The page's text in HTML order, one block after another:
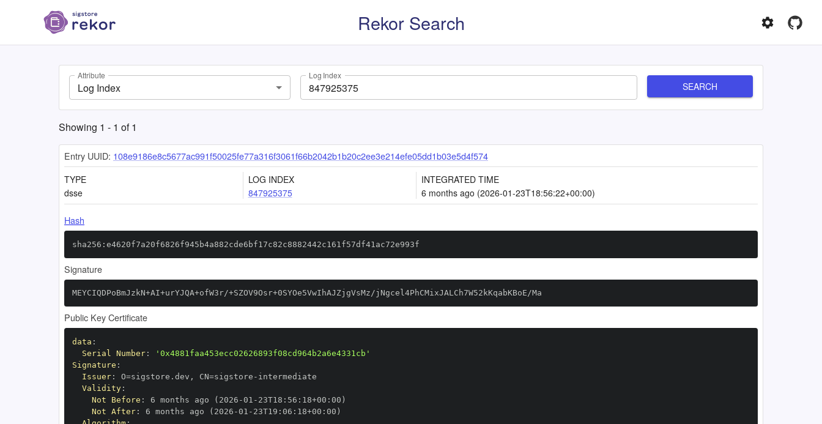
Rekor Search
Attribute
Log Index
Log Index
SEARCH
Showing 1 - 1 of1
Entry UUID: 108e9186e8c5677ac991f50025fe77a316f3061f66b2042b1b20c2ee3e214efe05dd1b03e5d4f574
TYPE
dsse
LOG INDEX
847925375
INTEGRATED TIME
6 months ago (2026-01-23T18:56:22+00:00)
Hash
sha256:e4620f7a20f6826f945b4a882cde6bf17c82c8882442c161f57df41ac72e993f
Signature
MEYCIQDPoBmJzkN+AI+urYJQA+ofW3r/+SZOV9Osr+0SYOe5VwIhAJZjgVsMz/jNgcel4PhCMixJALCh7W52kKqabKBoE/Ma
Public Key Certificate
data :
Serial Number:
'0x4881faa453ecc02626893f08cd964b2a6e4331cb'
Signature :
Issuer: O=sigstore.dev , CN=sigstore -
Validity:
Not Before : 6 months ago (2026 -01 - 23T18 : 56 : 18+00 :
Not After: 6 months ago (2026 -01 - 23T19 : 06 : 18+00 :